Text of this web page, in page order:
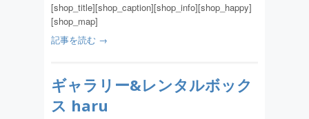
[shop_title][shop_caption][shop_info][shop_happy]
[shop_map]
記事を読む →
ギャラリー&レンタルボック
ス haru